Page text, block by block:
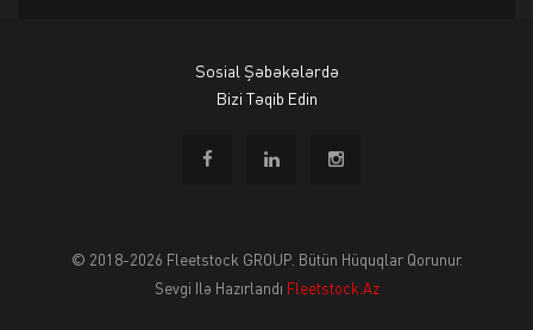
Sosial Şəbəkələrdə
Bizi Təqib Edin
© 2018-2026 Fleetstock GROUP. Bütün Hüquqlar Qorunur.
Sevgi Ilə Hazırlandı Fleetstock.az